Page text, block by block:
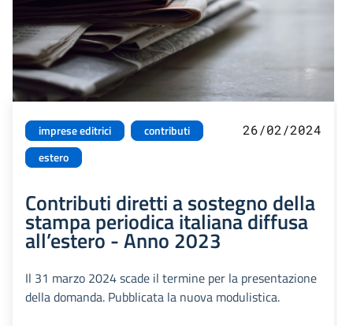
imprese editrici
contributi
estero
26/02/2024
Contributi diretti a sostegno della
stampa periodica italiana diffusa
all’estero - Anno 2023
Il 31 marzo 2024 scade il termine per la presentazione
della domanda. Pubblicata la nuova modulistica.